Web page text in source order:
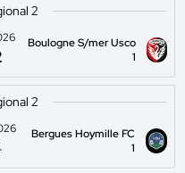
2
Boulogne S/mer Usco
1
2
Bergues Hoymille FC
1